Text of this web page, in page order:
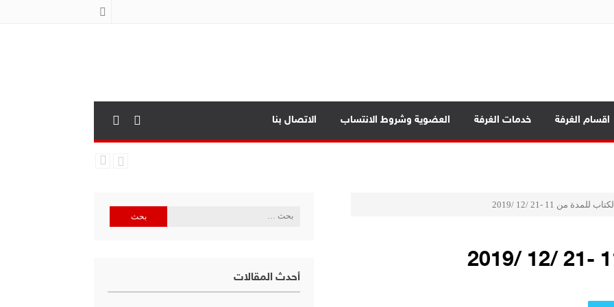
اقسام الغرفة خدمات الغرفة العضوية وشروط الانتساب الاتصال بنا
الرئيسية
بين المحافظات
من 11 -21 /12 /2019
البحث
أحدث المقالات